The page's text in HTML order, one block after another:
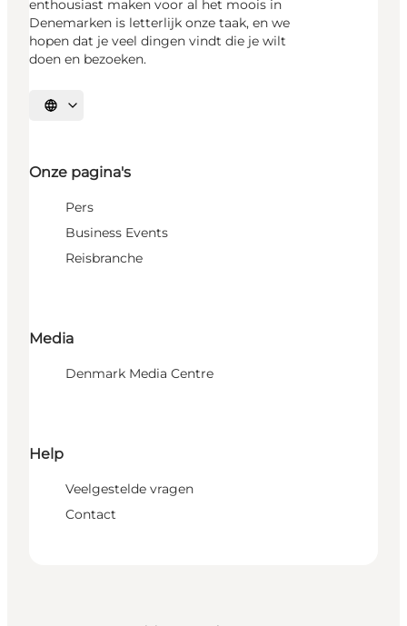
enthousiast maken voor al het moois in
Denemarken is letterlijk onze taak, en we
hopen dat je veel dingen vindt die je wilt
doen en bezoeken.
Selecteer taal
Onze pagina's
Pers
Business Events
Reisbranche
Media
Denmark Media Centre
Help
Veelgestelde vragen
Contact